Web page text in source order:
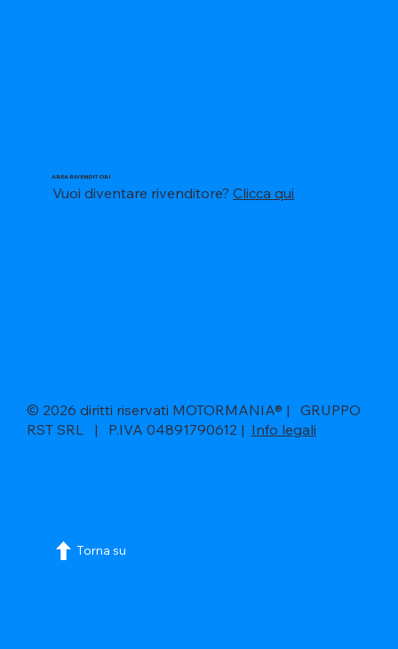
AREA RIVENDITORI
Vuoi diventare rivenditore?Clicca qui
© 2026 diritti riservati MOTORMANIA® | GRUPPO
RST SRL | P.IVA 04891790612 | Info legali
Torna su